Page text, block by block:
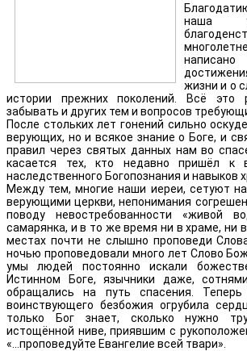
наша
жизни и о
истории прежних поколений. Всё это
забывать и других тем и вопросов
После стольких лет гонений сильно
верующих, но и всякое знание о Боге, и
правил через святых данных нам во
касается тех, кто недавно пришёл к
наследственного Богопознания и навыков
Между тем, многие наши иереи, сетуют
верующими церкви, непонимания
поводу невостребованности «живой
самарянка, и в то же время ни в храме, ни
местах почти не слышно проповеди
ночью проповедовали много лет Слово
умы людей постоянно искали
Истинном Боге, язычники даже,
обращались на путь спасения.
воинствующего безбожия огрубила
только Бог знает, сколько нужно
истощённой ниве, приявшим с
«...проповедуйте Евангелие всей твари».